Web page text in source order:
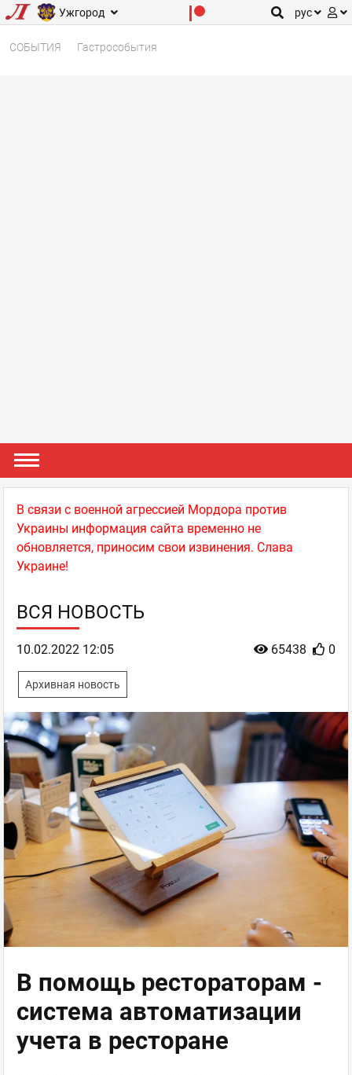
Ужгород рус
СОБЫТИЯ Гастрособытия
В связи с военной агрессией Мордора против
Украины информация сайта временно не
обновляется, приносим свои извинения. Слава
Украине!
ВСЯ НОВОСТЬ
65438 0
10.02.2022 12:05
Архивная новость
В помощь рестораторам -
система автоматизации
учета в ресторане